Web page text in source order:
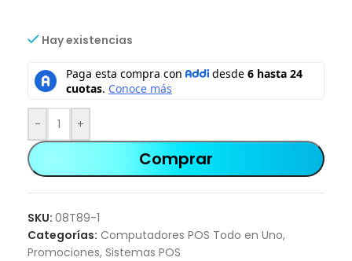
Hay existencias
- +
Comprar
SKU: 08T89-1
Categorías: Computadores POS Todo en Uno,
Promociones, Sistemas POS